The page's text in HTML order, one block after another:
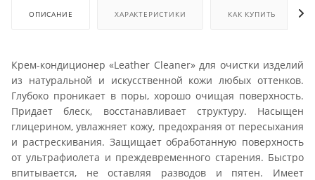
ОПИСАНИЕ ХАРАКТЕРИСТИКИ КАК КУПИТЬ
Крем-кондиционер «Leather Cleaner» для очистки изделий
из натуральной и искусственной кожи любых оттенков.
Глубоко проникает в поры, хорошо очищая поверхность.
Придает блеск, восстанавливает структуру. Насыщен
глицерином, увлажняет кожу, предохраняя от пересыхания
и растрескивания. Защищает обработанную поверхность
от ультрафиолета и преждевременного старения. Быстро
впитывается, не оставляя разводов и пятен. Имеет